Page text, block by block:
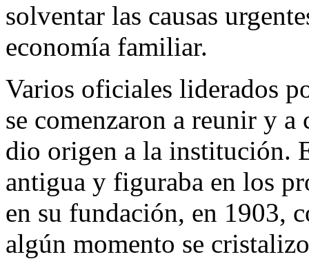
solventar las causas
economía familiar.
Varios oficiales liderados
se comenzaron a reunir y
dio origen a la institución.
antigua y figuraba en los
en su fundación, en 1903,
algún momento se